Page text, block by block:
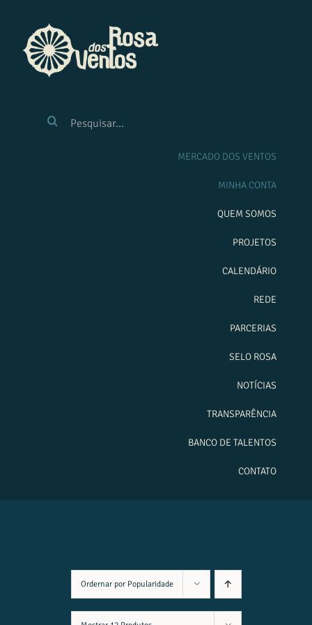
conteúdo
RESULTADOS
MERCADO DOS VENTOS
MINHA CONTA
QUEM SOMOS
PROJETOS
CALENDÁRIO
REDE
PARCERIAS
SELO ROSA
NOTÍCIAS
TRANSPARÊNCIA
BANCO DE TALENTOS
CONTATO
Ordernar por Popularidade